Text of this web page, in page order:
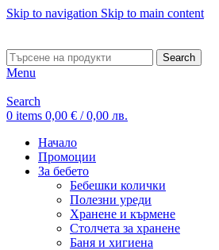
Skip to navigation Skip to main content
Search
Menu
Search
0 items 0,00 € / 0,00 лв.
Начало
Промоции
За бебето
Бебешки колички
Полезни уреди
Хранене и кърмене
Столчета за хранене
Баня и хигиена